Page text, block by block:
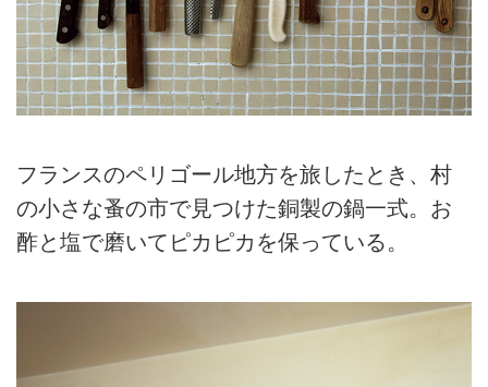
フランスのペリゴール地方を旅したとき、村
の小さな蚤の市で見つけた銅製の鍋一式。お
酢と塩で磨いてピカピカを保っている。